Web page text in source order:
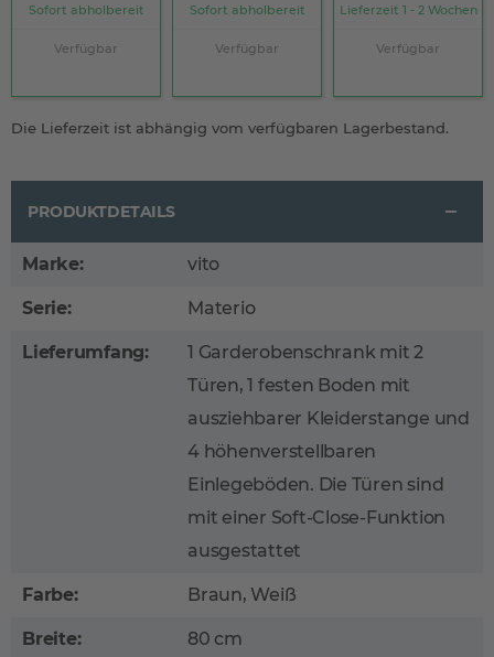
Sofort abholbereit
Verfügbar
Sofort abholbereit
Verfügbar
Lieferzeit 1 - 2 Wochen
Verfügbar
Die Lieferzeit ist abhängig vom verfügbaren Lagerbestand.
PRODUKTDETAILS
Marke: vito
Serie: Materio
Lieferumfang:
1 Garderobenschrank mit 2
Türen, 1 festen Boden mit
ausziehbarer Kleiderstange und
4 höhenverstellbaren
Einlegeböden. Die Türen sind
mit einer Soft-Close-Funktion
ausgestattet
Farbe: Braun, Weiß
Breite: 80 cm